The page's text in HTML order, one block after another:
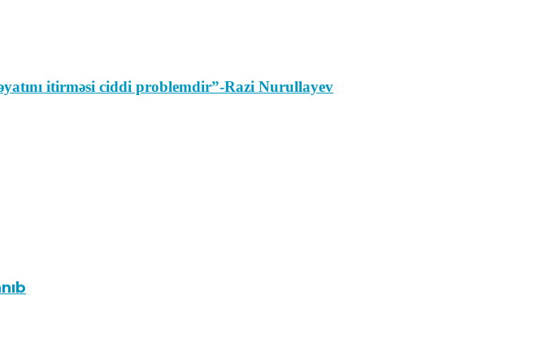
itirməsi ciddi problemdir”-Razi Nurullayev